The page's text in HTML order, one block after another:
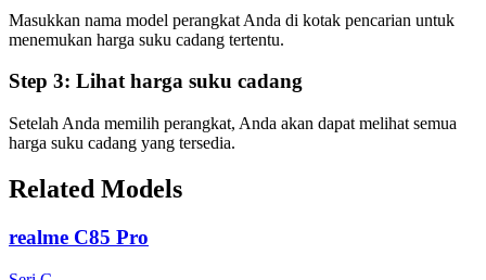
Masukkan nama model perangkat Anda di kotak pencarian untuk
menemukan harga suku cadang tertentu.
Step 3: Lihat harga suku cadang
Setelah Anda memilih perangkat, Anda akan dapat melihat semua
harga suku cadang yang tersedia.
Related Models
realme C85 Pro